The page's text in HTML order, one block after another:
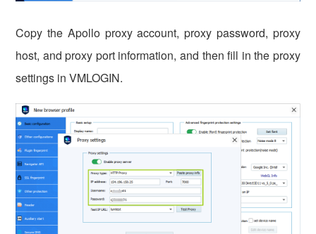
Copy the Apollo proxy account, proxy password, proxy
host, and proxy port information, and then fill in the proxy
settings in VMLOGIN.